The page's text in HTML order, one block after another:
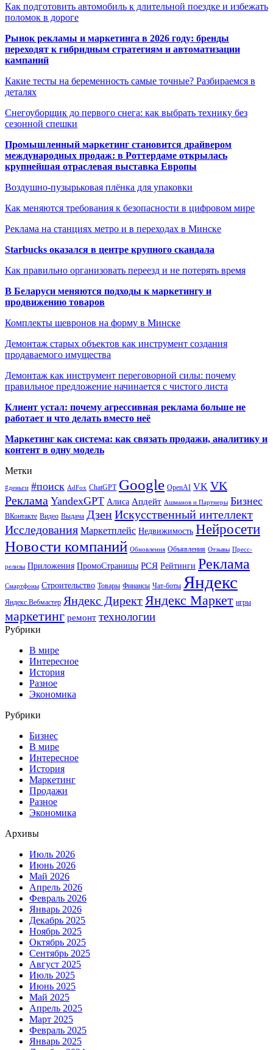
Как подготовить автомобиль к длительной поездке и избежать
поломок в дороге
Рынок рекламы и маркетинга в 2026 году: бренды
переходят к гибридным стратегиям и автоматизации
кампаний
Какие тесты на беременность самые точные? Разбираемся в
деталях
Снегоуборщик до первого снега: как выбрать технику без
сезонной спешки
Промышленный маркетинг становится драйвером
международных продаж: в Роттердаме открылась
крупнейшая отраслевая выставка Европы
Воздушно-пузырьковая плёнка для упаковки
Как меняются требования к безопасности в цифровом мире
Реклама на станциях метро и в переходах в Минске
Starbucks оказался в центре крупного скандала
Как правильно организовать переезд и не потерять время
В Беларуси меняются подходы к маркетингу и
продвижению товаров
Комплекты шевронов на форму в Минске
Демонтаж старых объектов как инструмент создания
продаваемого имущества
Демонтаж как инструмент переговорной силы: почему
правильное предложение начинается с чистого листа
Клиент устал: почему агрессивная реклама больше не
работает и что делать вместо неё
Маркетинг как система: как связать продажи, аналитику и
контент в одну модель
Метки
#деньги #поиск AdFox ChatGPT Google OpenAI VK VK
Реклама YandexGPT Алиса Апдейт Ашманов и Партнеры Бизнес
ВКонтакте Видео Выдача ДзенИскусственный интеллект
Исследования Маркетплейс Недвижимость Нейросети
Новости компаний Обновления Объявления Отзывы Пресс-
релизы Приложения ПромоСтраницы РСЯ Рейтинги Реклама
Смартфоны Строительство Товары Финансы Чат-боты Яндекс
Яндекс.Вебмастер Яндекс Директ Яндекс Маркет игры
маркетинг ремонт технологии
Рубрики
В мире
Интересное
История
Разное
Экономика
Рубрики
Бизнес
В мире
Интересное
История
Маркетинг
Продажи
Разное
Экономика
Архивы
Июль 2026
Июнь 2026
Май 2026
Апрель 2026
Февраль 2026
Январь 2026
Декабрь 2025
Ноябрь 2025
Октябрь 2025
Сентябрь 2025
Август 2025
Июль 2025
Июнь 2025
Май 2025
Апрель 2025
Март 2025
Февраль 2025
Январь 2025